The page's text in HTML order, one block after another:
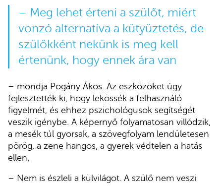
– Meg lehet érteni a szülőt, miért
vonzó alternatíva a kütyüztetés, de
szülőkként nekünk is meg kell
értenünk, hogy ennek ára van
– mondja Pogány Ákos. Az eszközöket úgy
fejlesztették ki, hogy lekössék a felhasználó
figyelmét, és ehhez pszichológusok segítségét
veszik igénybe. A képernyő folyamatosan villódzik,
a mesék túl gyorsak, a szövegfolyam lendületesen
pörög, a zene hangos, a gyerek védtelen a hatás
ellen.
– Nem is észleli a külvilágot. A szülő nem veszi